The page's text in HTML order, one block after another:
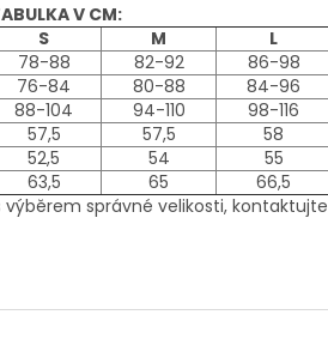
V CM:
S M L
78-88 82-92 86-98
76-84 80-88 84-96
88-104 94-110 98-116
57,5 57,5 58
52,5 54 55
63,5 65 66,5
správné velikosti, kontaktujte